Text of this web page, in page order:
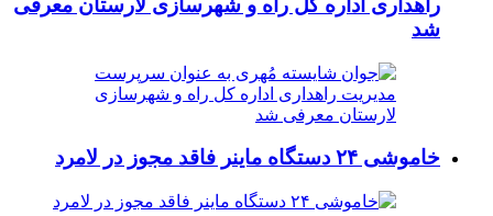
راهداری اداره کل راه و شهرسازی لارستان معرفی
شد
خاموشی ۲۴ دستگاه ماینر فاقد مجوز در لامرد